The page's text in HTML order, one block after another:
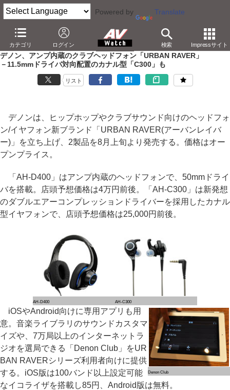
Powered by Translate
カテゴリ ログイン 検索 Impressサイト
AV Watch 製品 ヘッドフォン
デノン
デノン、アンプ内蔵のクラブヘッドフォン「URBAN RAVER」
－11.5mmドライバ対向配置のカナル型「C300」も
リスト
デノンは、ヒップホップやクラブサウンド向けのヘッドフォ
ン/イヤフォン新ブランド「URBAN RAVER(アーバンレイバ
ー)」を立ち上げ、2製品を8月上旬より発売する。価格はオー
プンプライス。
「AH-D400」はアンプ内蔵のヘッドフォンで、50mmドライ
バを搭載。店頭予想価格は4万円前後。「AH-C300」は新発想
のダブルエアーコンプレッションドライバーを採用したカナル
型イヤフォンで、店頭予想価格は25,000円前後。
AH-D400 AH-C300
Denon Club
iOSやAndroid向けに専用アプリも用
意。音楽ライブラリのサウンドカスタマ
イズや、7万局以上のインターネットラ
ジオを選局できる「Denon Club」をUR
BAN RAVERシリーズ利用者向けに提供
する。iOS版は100バンド以上設定可能
なイコライザを搭載し85円、Android版は無料。